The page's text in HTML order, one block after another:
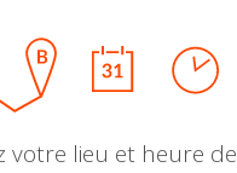
votre lieu et heure de